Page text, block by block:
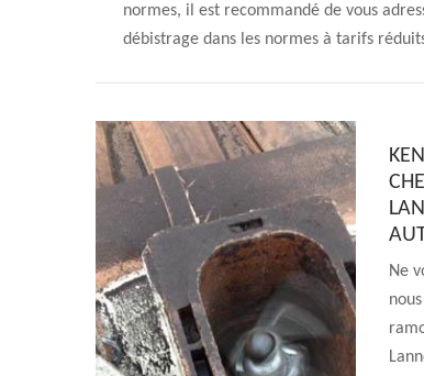
normes, il est recommandé de vous
débistrage dans les normes à tarifs
Ne